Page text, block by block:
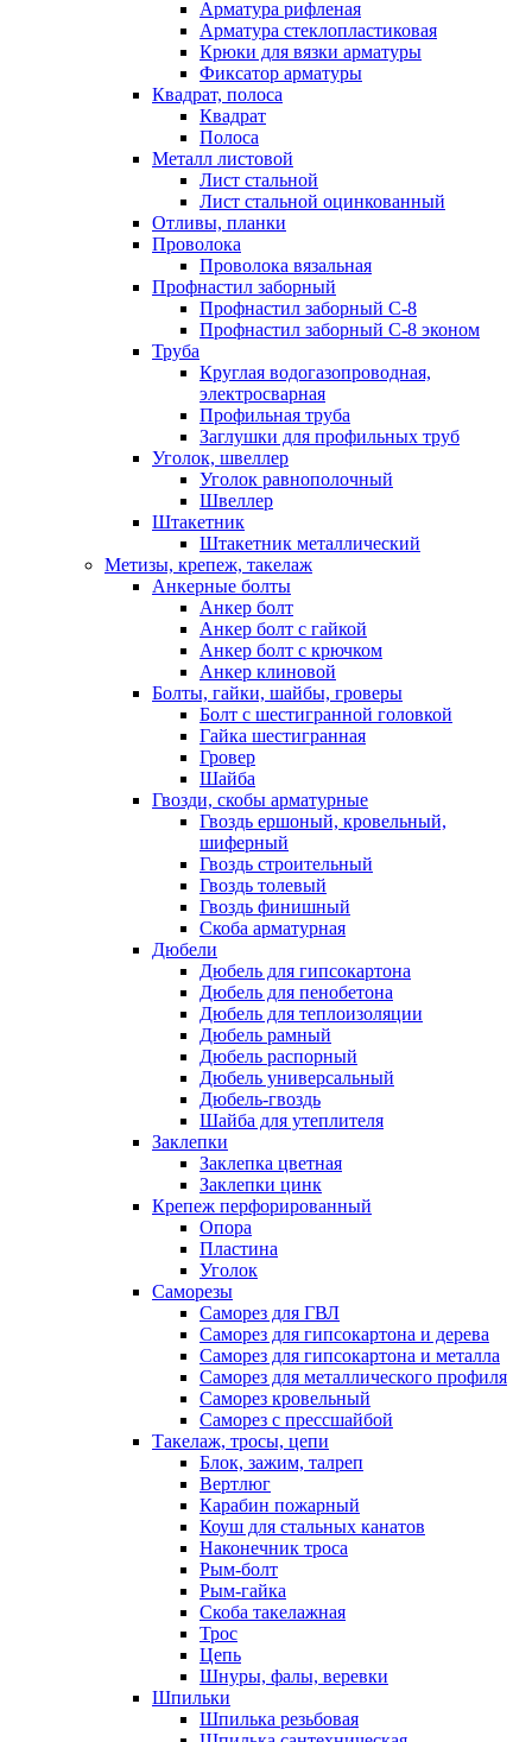
Арматура рифленая
Арматура стеклопластиковая
Крюки для вязки арматуры
Фиксатор арматуры
Квадрат, полоса
Квадрат
Полоса
Металл листовой
Лист стальной
Лист стальной оцинкованный
Отливы, планки
Проволока
Проволока вязальная
Профнастил заборный
Профнастил заборный С-8
Профнастил заборный С-8 эконом
Труба
Круглая водогазопроводная,
электросварная
Профильная труба
Заглушки для профильных труб
Уголок, швеллер
Уголок равнополочный
Швеллер
Штакетник
Штакетник металлический
Метизы, крепеж, такелаж
Анкерные болты
Анкер болт
Анкер болт с гайкой
Анкер болт с крючком
Анкер клиновой
Болты, гайки, шайбы, гроверы
Болт c шестигранной головкой
Гайка шестигранная
Гровер
Шайба
Гвозди, скобы арматурные
Гвоздь ершоный, кровельный,
шиферный
Гвоздь строительный
Гвоздь толевый
Гвоздь финишный
Скоба арматурная
Дюбели
Дюбель для гипсокартона
Дюбель для пенобетона
Дюбель для теплоизоляции
Дюбель рамный
Дюбель распорный
Дюбель универсальный
Дюбель-гвоздь
Шайба для утеплителя
Заклепки
Заклепка цветная
Заклепки цинк
Крепеж перфорированный
Опора
Пластина
Уголок
Саморезы
Саморез для ГВЛ
Саморез для гипсокартона и дерева
Саморез для гипсокартона и металла
Саморез для металлического профиля
Саморез кровельный
Саморез с прессшайбой
Такелаж, тросы, цепи
Блок, зажим, талреп
Вертлюг
Карабин пожарный
Коуш для стальных канатов
Наконечник троса
Рым-болт
Рым-гайка
Скоба такелажная
Трос
Цепь
Шнуры, фалы, веревки
Шпильки
Шпилька резьбовая